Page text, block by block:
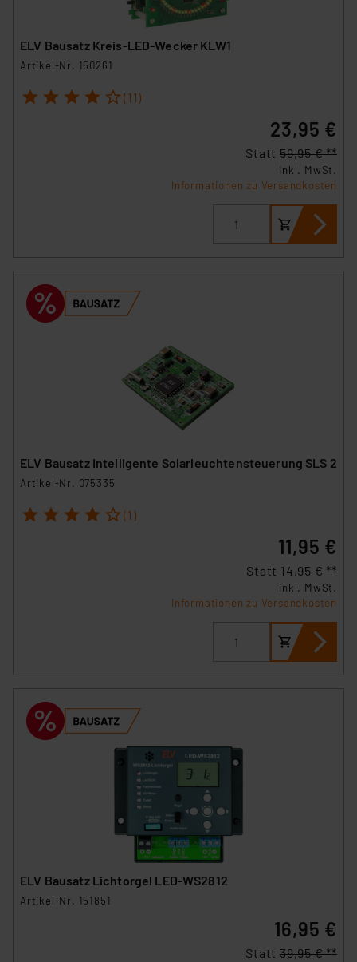
ELV Bausatz Kreis-LED-Wecker KLW1
Artikel-Nr. 150261
1 2 3 4 5 (11)
23,95 €
Statt 59,95 € **
inkl. MwSt.
Informationen zu Versandkosten
ELV Bausatz Intelligente Solarleuchtensteuerung SLS 2
Artikel-Nr. 075335
1 2 3 4 5 (1)
11,95 €
Statt 14,95 € **
inkl. MwSt.
Informationen zu Versandkosten
ELV Bausatz Lichtorgel LED-WS2812
Artikel-Nr. 151851
16,95 €
Statt 39,95 € **